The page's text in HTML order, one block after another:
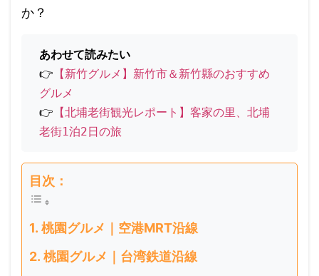
か？
あわせて読みたい
👉 【新竹グルメ】新竹市＆新竹縣のおすすめ
グルメ
👉 【北埔老街観光レポート】客家の里、北埔
老街1泊2日の旅
目次：
桃園グルメ｜空港MRT沿線
桃園グルメ｜台湾鉄道沿線